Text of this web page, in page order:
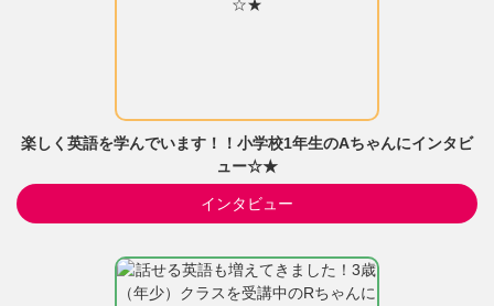
楽しく英語を学んでいます！！小学校1年生のAちゃんにインタビ
ュー☆★
インタビュー